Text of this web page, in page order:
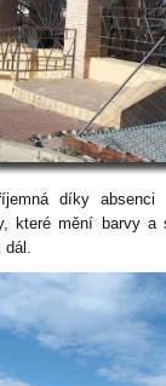
díky
které mění barvy